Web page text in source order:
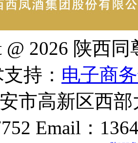
@ 2026 陕西
持： 电子商
市高新区西
Email：